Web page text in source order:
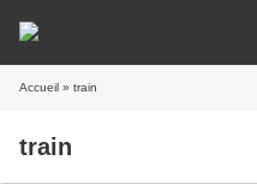
Accueil » train
train